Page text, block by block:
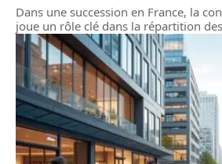
Dans une succession en France, la
joue un rôle clé dans la répartition des